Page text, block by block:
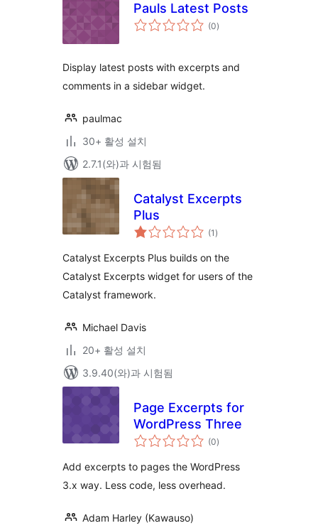
Pauls Latest Posts
(0전
체)
Display latest posts with excerpts and
comments in a sidebar widget.
paulmac
30+ 활성 설치
2.7.1(와)과 시험됨
Catalyst Excerpts
Plus
(1 전
체
점
)
Catalyst Excerpts Plus builds on the
Catalyst Excerpts widget for users of the
Catalyst framework.
Michael Davis
20+ 활성 설치
3.9.40(와)과 시험됨
Page Excerpts for
WordPress Three
(0전
체
점
)
Add excerpts to pages the WordPress
3.x way. Less code, less overhead.
Adam Harley (Kawauso)